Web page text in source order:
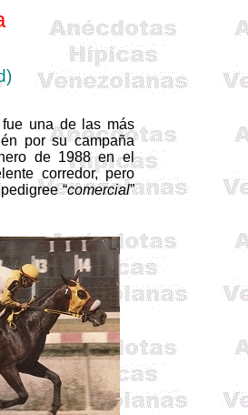
)
una de las más
por su campaña
de 1988 en el
corredor, pero
pedigree“comercial”